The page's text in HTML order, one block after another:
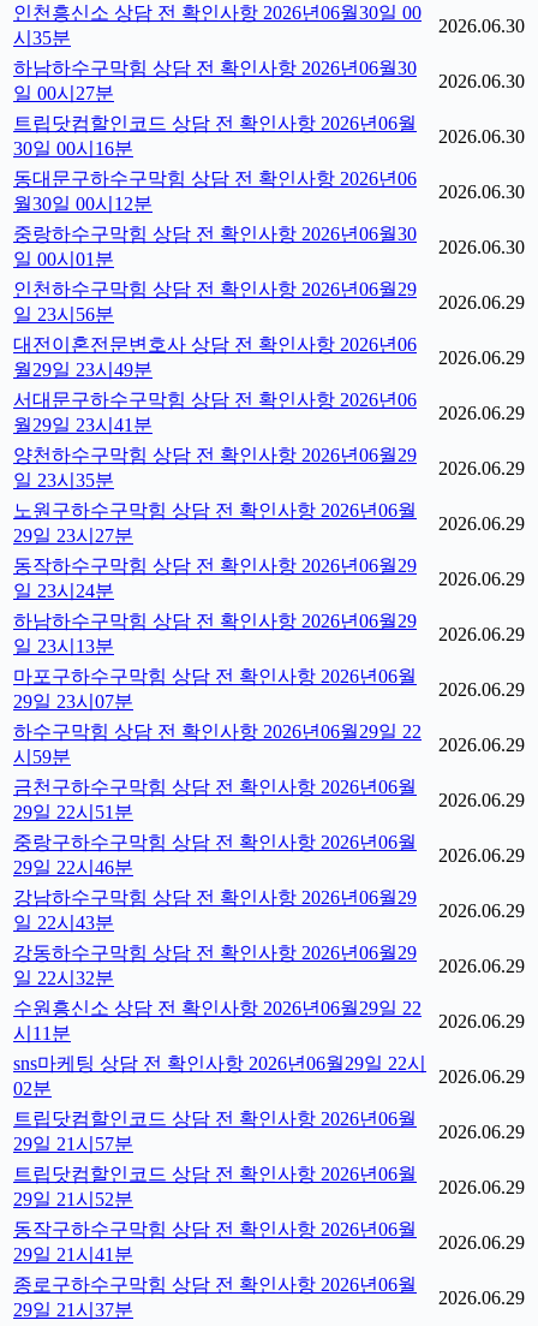
인천흥신소 상담 전 확인사항 2026년06월30일 00
시35분
2026.06.30
하남하수구막힘 상담 전 확인사항 2026년06월30
일 00시27분
2026.06.30
트립닷컴할인코드 상담 전 확인사항 2026년06월
30일 00시16분
2026.06.30
동대문구하수구막힘 상담 전 확인사항 2026년06
월30일 00시12분
2026.06.30
중랑하수구막힘 상담 전 확인사항 2026년06월30
일 00시01분
2026.06.30
인천하수구막힘 상담 전 확인사항 2026년06월29
일 23시56분
2026.06.29
대전이혼전문변호사 상담 전 확인사항 2026년06
월29일 23시49분
2026.06.29
서대문구하수구막힘 상담 전 확인사항 2026년06
월29일 23시41분
2026.06.29
양천하수구막힘 상담 전 확인사항 2026년06월29
일 23시35분
2026.06.29
노원구하수구막힘 상담 전 확인사항 2026년06월
29일 23시27분
2026.06.29
동작하수구막힘 상담 전 확인사항 2026년06월29
일 23시24분
2026.06.29
하남하수구막힘 상담 전 확인사항 2026년06월29
일 23시13분
2026.06.29
마포구하수구막힘 상담 전 확인사항 2026년06월
29일 23시07분
2026.06.29
하수구막힘 상담 전 확인사항 2026년06월29일 22
시59분
2026.06.29
금천구하수구막힘 상담 전 확인사항 2026년06월
29일 22시51분
2026.06.29
중랑구하수구막힘 상담 전 확인사항 2026년06월
29일 22시46분
2026.06.29
강남하수구막힘 상담 전 확인사항 2026년06월29
일 22시43분
2026.06.29
강동하수구막힘 상담 전 확인사항 2026년06월29
일 22시32분
2026.06.29
수원흥신소 상담 전 확인사항 2026년06월29일 22
시11분
2026.06.29
sns마케팅 상담 전 확인사항 2026년06월29일 22시
02분
2026.06.29
트립닷컴할인코드 상담 전 확인사항 2026년06월
29일 21시57분
2026.06.29
트립닷컴할인코드 상담 전 확인사항 2026년06월
29일 21시52분
2026.06.29
동작구하수구막힘 상담 전 확인사항 2026년06월
29일 21시41분
2026.06.29
종로구하수구막힘 상담 전 확인사항 2026년06월
29일 21시37분
2026.06.29